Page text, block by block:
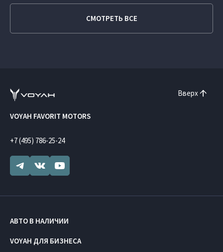
СМОТРЕТЬ ВСЕ
Вверх
VOYAH FAVORIT MOTORS
+7 (495) 786-25-24
АВТО В НАЛИЧИИ
VOYAH ДЛЯ БИЗНЕСА